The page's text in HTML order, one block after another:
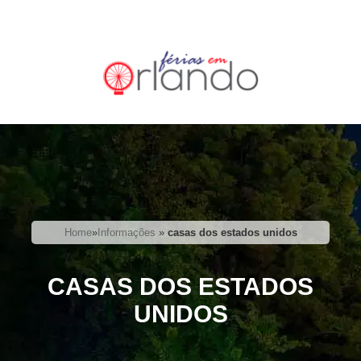
Home»Informações » casas dos estados unidos
CASAS DOS ESTADOS
UNIDOS